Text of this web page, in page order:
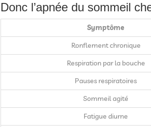
Donc l’apnée du sommeil
Symptôme
Ronflement chronique
Respiration par la bouche
Pauses respiratoires
Sommeil agité
Fatigue diurne